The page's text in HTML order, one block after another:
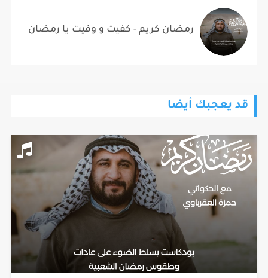
رمضان كريم - كفيت و وفيت يا رمضان
قد يعجبك أيضا